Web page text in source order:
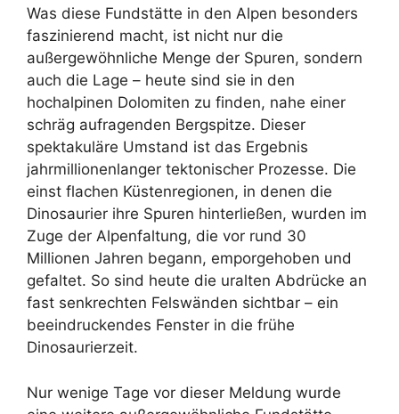
Was diese Fundstätte in den Alpen besonders
faszinierend macht, ist nicht nur die
außergewöhnliche Menge der Spuren, sondern
auch die Lage – heute sind sie in den
hochalpinen Dolomiten zu finden, nahe einer
schräg aufragenden Bergspitze. Dieser
spektakuläre Umstand ist das Ergebnis
jahrmillionenlanger tektonischer Prozesse. Die
einst flachen Küstenregionen, in denen die
Dinosaurier ihre Spuren hinterließen, wurden im
Zuge der Alpenfaltung, die vor rund 30
Millionen Jahren begann, emporgehoben und
gefaltet. So sind heute die uralten Abdrücke an
fast senkrechten Felswänden sichtbar – ein
beeindruckendes Fenster in die frühe
Dinosaurierzeit.
Nur wenige Tage vor dieser Meldung wurde